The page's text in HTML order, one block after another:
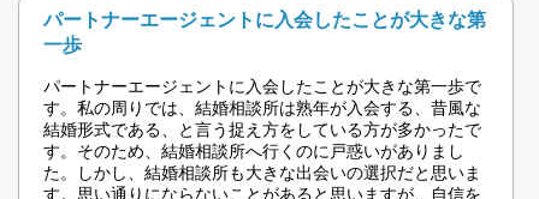
パートナーエージェントに入会したことが大きな第
一歩
パートナーエージェントに入会したことが大きな第一歩で
す。私の周りでは、結婚相談所は熟年が入会する、昔風な
結婚形式である、と言う捉え方をしている方が多かったで
す。そのため、結婚相談所へ行くのに戸惑いがありまし
た。しかし、結婚相談所も大きな出会いの選択だと思いま
す。思い通りにならないことがあると思いますが、自信を